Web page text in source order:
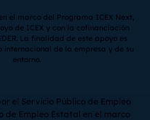
el marco del Programa ICEX Next,
de ICEX y con la cofinanciación
La finalidad de este apoyo es
internacional de la empresa y de su
entorno.
el Servicio Público de Empleo
de Empleo Estatal en el marco